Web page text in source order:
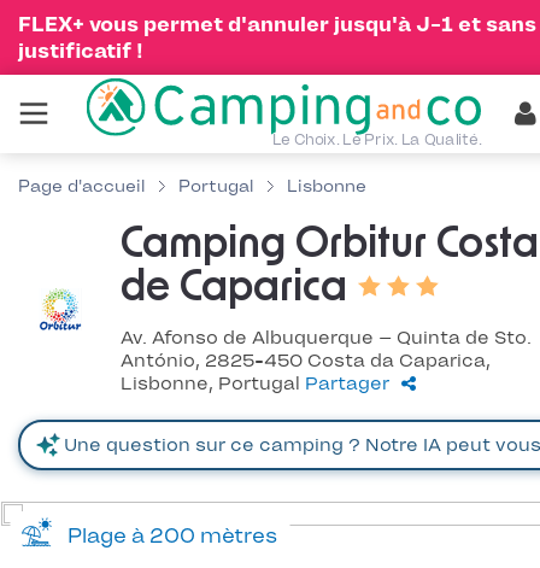
FLEX+ vous permet d'annuler jusqu'à J-1 et sans
justificatif !
Le Choix. Le Prix. La Qualité.
Page d'accueil Portugal Lisbonne
Camping Orbitur Costa
de Caparica
Av. Afonso de Albuquerque – Quinta de Sto.
António, 2825-450 Costa da Caparica,
Lisbonne, Portugal Partager
Plage à 200 mètres